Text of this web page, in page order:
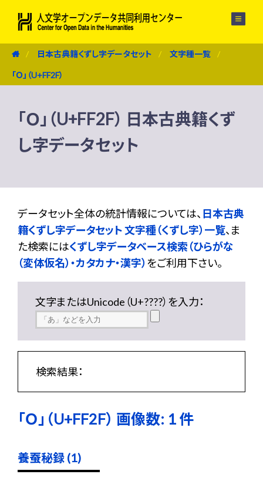
日本古典籍くずし字データセット 文字種一覧
「Ｏ」（U+FF2F）
「Ｏ」（U+FF2F） 日本古典籍くず
し字データセット
データセット全体の統計情報については、 日本古典
籍くずし字データセット 文字種（くずし字）一覧、ま
た検索にはくずし字データベース検索（ひらがな
（変体仮名）・カタカナ・漢字） をご利用下さい。
文字またはUnicode（U+????）を入力：
検索結果：
「Ｏ」（U+FF2F） 画像数: 1 件
養蚕秘録 (1)